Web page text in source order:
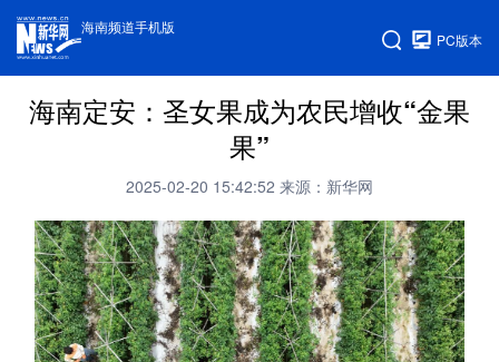
海南频道手机版
PC版本
海南定安：圣女果成为农民增收“金果
果”
2025-02-20 15:42:52 来源：新华网